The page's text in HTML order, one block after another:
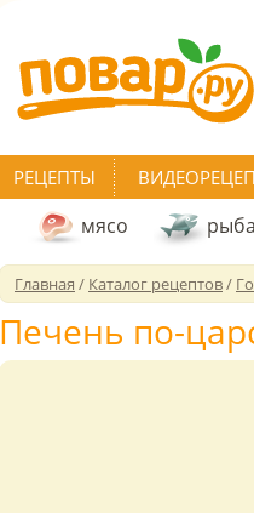
РЕЦЕПТЫ
мясо рыба
Главная / Каталог рецептов/
Печень по-